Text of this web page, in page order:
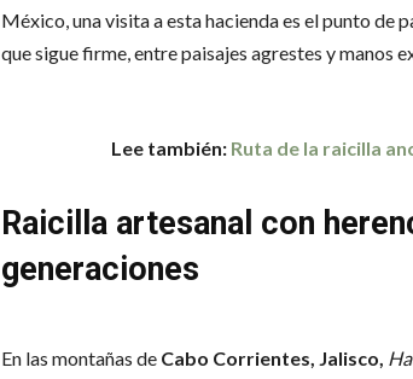
México, una visita a esta hacienda es el punto de
que sigue firme, entre paisajes agrestes y manos
Lee también: Ruta de la raicilla
Raicilla artesanal con
generaciones
En las montañas de Cabo Corrientes, Jalisco,